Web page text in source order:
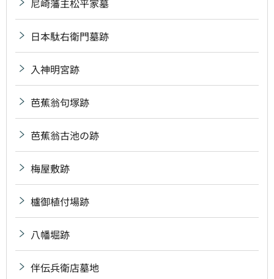
日本駄右衛門墓跡
入神明宮跡
芭蕉翁句塚跡
芭蕉翁古池の跡
梅屋敷跡
櫨御植付場跡
八幡堀跡
伴伝兵衛店墓地